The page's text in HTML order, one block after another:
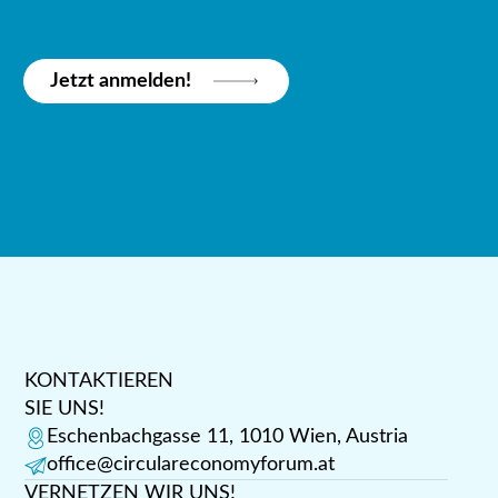
Jetzt anmelden!
KONTAKTIEREN
SIE UNS!
Eschenbachgasse 11, 1010 Wien, Austria
office@circulareconomyforum.at
VERNETZEN WIR UNS!